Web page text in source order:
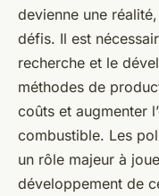
devienne une
défis. Il est
recherche et le
méthodes de
coûts et augmenter
combustible. Les
un rôle majeur à
développement de